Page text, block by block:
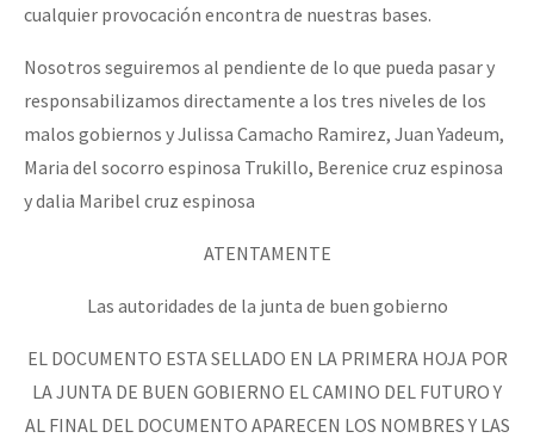
cualquier provocación encontra de nuestras bases.
Nosotros seguiremos al pendiente de lo que pueda pasar y
responsabilizamos directamente a los tres niveles de los
malos gobiernos y Julissa Camacho Ramirez, Juan Yadeum,
Maria del socorro espinosa Trukillo, Berenice cruz espinosa
y dalia Maribel cruz espinosa
ATENTAMENTE
Las autoridades de la junta de buen gobierno
EL DOCUMENTO ESTA SELLADO EN LA PRIMERA HOJA POR
LA JUNTA DE BUEN GOBIERNO EL CAMINO DEL FUTURO Y
AL FINAL DEL DOCUMENTO APARECEN LOS NOMBRES Y LAS